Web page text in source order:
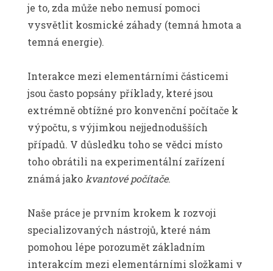
je to, zda může nebo nemusí pomoci
vysvětlit kosmické záhady (temná hmota a
temná energie).
Interakce mezi elementárními částicemi
jsou často popsány příklady, které jsou
extrémně obtížné pro konvenční počítače k ​​
výpočtu, s výjimkou nejjednodušších
případů. V důsledku toho se vědci místo
toho obrátili na experimentální zařízení
známá jako kvantové počítače.
Naše práce je prvním krokem k rozvoji
specializovaných nástrojů, které nám
pomohou lépe porozumět základním
interakcím mezi elementárními složkami v